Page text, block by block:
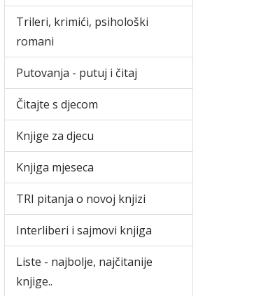
Trileri, krimići, psihološki
romani
Putovanja - putuj i čitaj
Čitajte s djecom
Knjige za djecu
Knjiga mjeseca
TRI pitanja o novoj knjizi
Interliberi i sajmovi knjiga
Liste - najbolje, najčitanije
knjige..